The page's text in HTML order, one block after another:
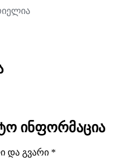
ინფორმაცია
და გვარი *